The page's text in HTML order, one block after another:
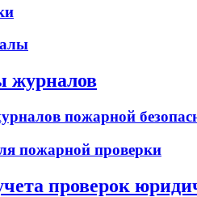
журналов
пожарной
пожарной проверки
проверок